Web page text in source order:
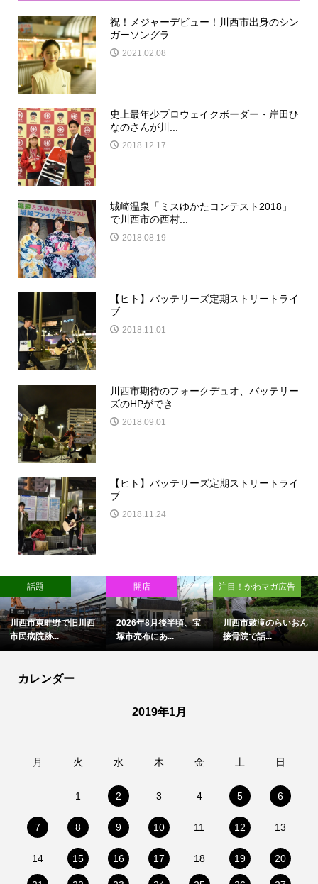
祝！メジャーデビュー！川西市出身のシン
ガーソングラ...
2021.02.08
史上最年少プロウェイクボーダー・岸田ひ
なのさんが川...
2018.12.17
城崎温泉「ミスゆかたコンテスト2018」
で川西市の西村...
2018.08.19
【ヒト】バッテリーズ定期ストリートライ
ブ
2018.11.01
川西市期待のフォークデュオ、バッテリー
ズのHPができ...
2018.09.01
【ヒト】バッテリーズ定期ストリートライ
ブ
2018.11.24
話題
川西市東畦野で旧川西
市民病院跡...
開店
2026年8月後半頃、宝
塚市売布にあ...
注目！かわマガ広告
川西市鼓滝のらいおん
接骨院で話...
カレンダー
2019年1月
月 火 水 木 金 土 日
1 2 3 4 5 6
7 8 9 10 11 12 13
14 15 16 17 18 19 20